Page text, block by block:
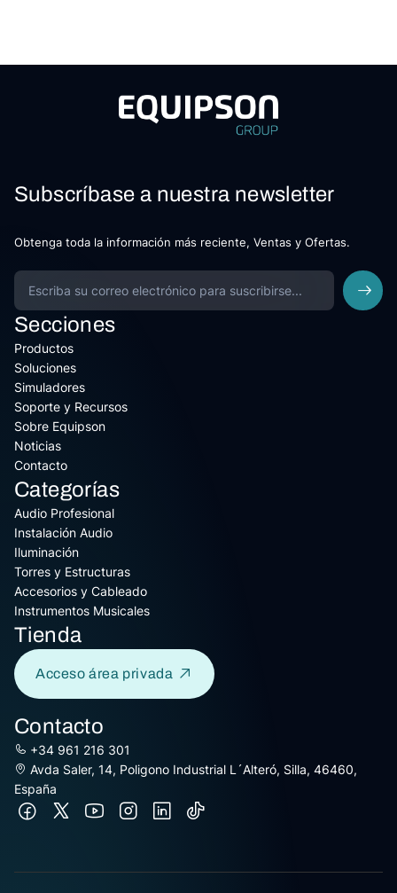
Subscríbase a nuestra newsletter
Obtenga toda la información más reciente, Ventas y Ofertas.
Secciones
Productos
Soluciones
Simuladores
Soporte y Recursos
Sobre Equipson
Noticias
Contacto
Categorías
Audio Profesional
Instalación Audio
Iluminación
Torres y Estructuras
Accesorios y Cableado
Instrumentos Musicales
Tienda
Acceso área privada
Contacto
+34 961 216 301
Avda Saler, 14, Poligono Industrial L´Alteró, Silla, 46460,
España